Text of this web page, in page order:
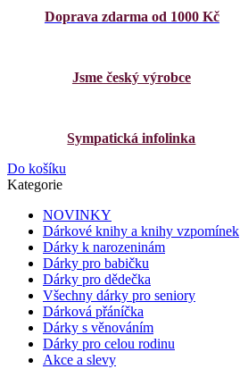
Doprava zdarma od 1000 Kč
Jsme český výrobce
Sympatická infolinka
Do košíku
Kategorie
NOVINKY
Dárkové knihy a knihy vzpomínek
Dárky k narozeninám
Dárky pro babičku
Dárky pro dědečka
Všechny dárky pro seniory
Dárková přáníčka
Dárky s věnováním
Dárky pro celou rodinu
Akce a slevy